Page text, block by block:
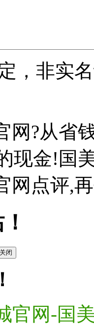
，非实
网?从省
现金!国
网点评,
关闭
官网-国